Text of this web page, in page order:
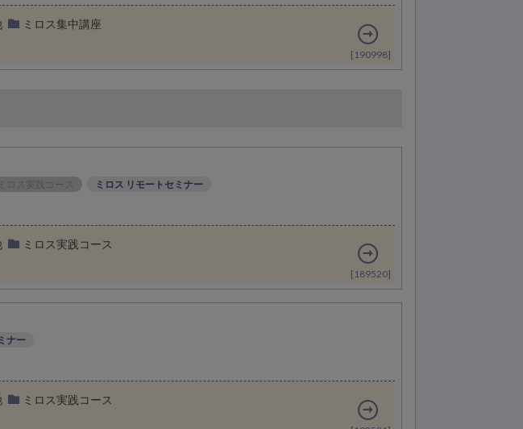
ミロス集中講座
[190998]
ミロス実践コース ミロス リモートセミナー
ミロス実践コース
[189520]
ナー
ミロス実践コース